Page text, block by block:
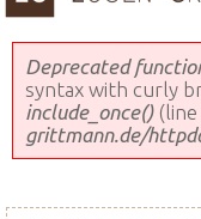
Deprecated
syntax with curly
include_once()(line
grittmann.de/